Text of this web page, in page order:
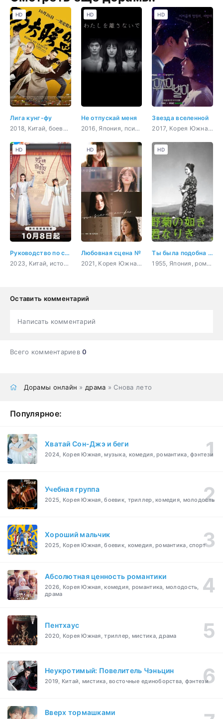
Лига кунг-фу
2018, Китай, боевик, комедия, драма, боевые искусства
HD
Не отпускай меня
2016, Япония, психология, романтика, драма, мелодрама
HD
Звезда вселенной
2017, Корея Южная, музыка, романтика, драма, сверхъестественное
HD
Руководство по самоспасению для королев драмы
2023, Китай, история, комедия, романтика, фэнтези
HD
Любовная сцена №
2021, Корея Южная, романтика, повседневность, драма
HD
Ты была подобна дикой хризантеме
1955, Япония, романтика, драма
HD
Оставить комментарий
Написать комментарий
Всего комментариев0
Дорамы онлайн » драма » Снова лето
Популярное:
Хватай Сон-Джэ и беги
2024, Корея Южная, музыка, комедия, романтика, фэнтези
Учебная группа
2025, Корея Южная, боевик, триллер, комедия, молодость
Хороший мальчик
2025, Корея Южная, боевик, комедия, романтика, спорт
Абсолютная ценность романтики
2026, Корея Южная, комедия, романтика, молодость,
драма
Пентхаус
2020, Корея Южная, триллер, мистика, драма
Неукротимый: Повелитель Чэньцин
2019, Китай, мистика, восточные единоборства, фэнтези
Вверх тормашками